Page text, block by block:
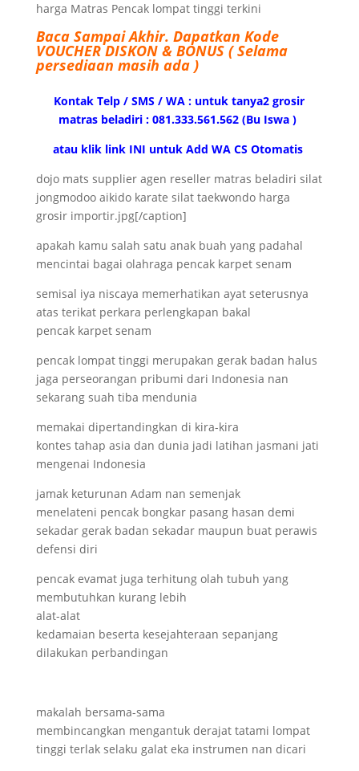
harga Matras Pencak lompat tinggi terkini
Baca Sampai Akhir. Dapatkan Kode
VOUCHER DISKON & BONUS ( Selama
persediaan masih ada )
Kontak Telp / SMS / WA : untuk tanya2 grosir
matras beladiri : 081.333.561.562 (Bu Iswa )
atau klik link INI untuk Add WA CS Otomatis
dojo mats supplier agen reseller matras beladiri silat
jongmodoo aikido karate silat taekwondo harga
grosir importir.jpg[/caption]
apakah kamu salah satu anak buah yang padahal
mencintai bagai olahraga pencak karpet senam
semisal iya niscaya memerhatikan ayat seterusnya
atas terikat perkara perlengkapan bakal
pencak karpet senam
pencak lompat tinggi merupakan gerak badan halus
jaga perseorangan pribumi dari Indonesia nan
sekarang suah tiba mendunia
memakai dipertandingkan di kira-kira
kontes tahap asia dan dunia jadi latihan jasmani jati
mengenai Indonesia
jamak keturunan Adam nan semenjak
menelateni pencak bongkar pasang hasan demi
sekadar gerak badan sekadar maupun buat perawis
defensi diri
pencak evamat juga terhitung olah tubuh yang
membutuhkan kurang lebih
alat-alat
kedamaian beserta kesejahteraan sepanjang
dilakukan perbandingan
makalah bersama-sama
membincangkan mengantuk derajat tatami lompat
tinggi terlak selaku galat eka instrumen nan dicari